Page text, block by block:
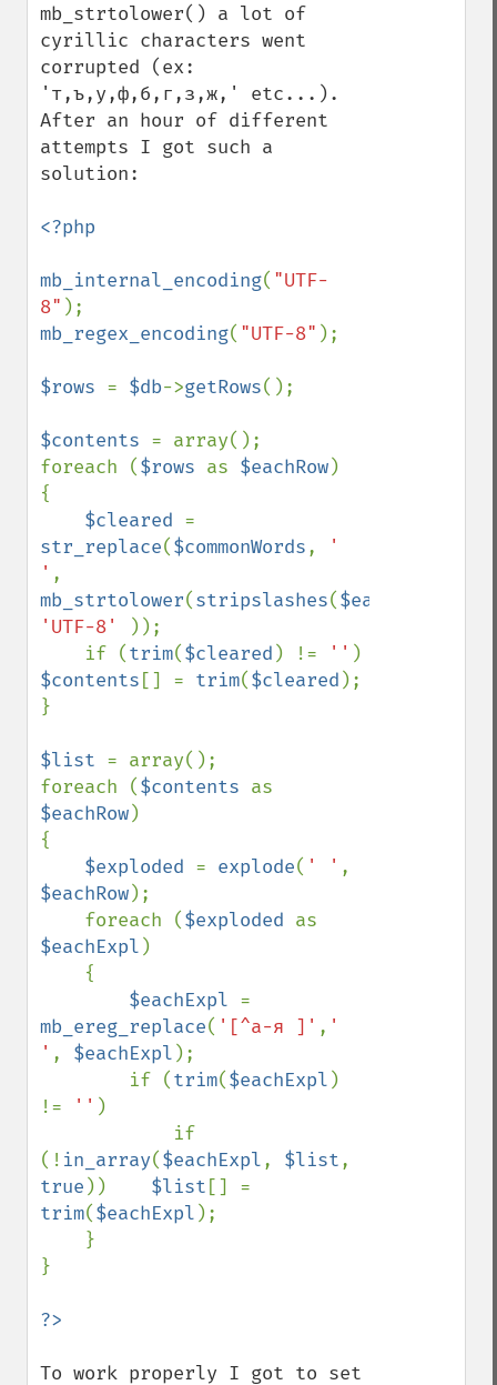
mb_strtolower() a lot of
cyrillic characters went
corrupted (ex:
'т,ъ,у,ф,б,г,з,ж,' etc...).
After an hour of different
attempts I got such a
solution:
<?php
mb_internal_encoding( "UTF-
8"
mb_regex_encoding( "UTF-8" );
$rows = $db->getRows();
$contents = array();
foreach ($rows as $eachRow)
{
$cleared
str_replace($commonWords,
'
'
mb_strtolower(stripslashes($eachRow
'UTF-8'
));
    if (
trim($cleared ) != ''
$contents [] = trim($cleared );
}
$list = array();
foreach ($contents
$eachRow)
{
$exploded = explode( ' '
$eachRow);
    foreach (
$exploded
$eachExpl )
$eachExpl
mb_ereg_replace( '[^а-я ]' , '
' , $eachExpl );
        if (
trim($eachExpl )
!=
'' )
(! in_array($eachExpl, $list
true )) $list
trim($eachExpl );
}
To work properly I got to set